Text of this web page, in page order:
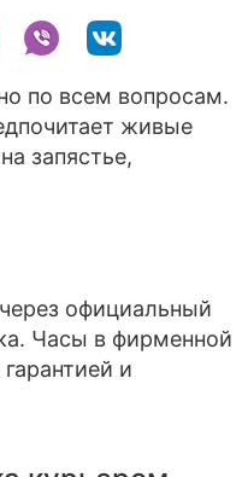
по всем вопросам.
живые
запястье,
официальный
Часы в фирменной
и